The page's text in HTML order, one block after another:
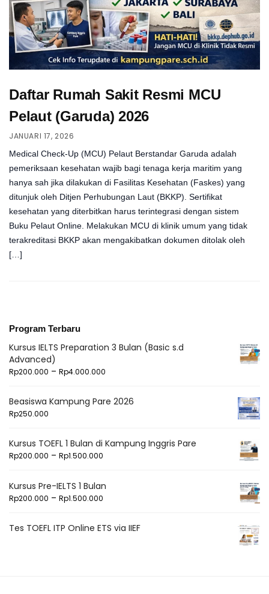
Daftar Rumah Sakit Resmi MCU
Pelaut (Garuda) 2026
JANUARI 17, 2026
Medical Check-Up (MCU) Pelaut Berstandar Garuda adalah
pemeriksaan kesehatan wajib bagi tenaga kerja maritim yang
hanya sah jika dilakukan di Fasilitas Kesehatan (Faskes) yang
ditunjuk oleh Ditjen Perhubungan Laut (BKKP). Sertifikat
kesehatan yang diterbitkan harus terintegrasi dengan sistem
Buku Pelaut Online. Melakukan MCU di klinik umum yang tidak
terakreditasi BKKP akan mengakibatkan dokumen ditolak oleh
[…]
Program Terbaru
Kursus IELTS Preparation 3 Bulan (Basic s.d
Advanced)
Rp200.000 – Rp4.000.000
Beasiswa Kampung Pare 2026
Rp250.000
Kursus TOEFL 1 Bulan di Kampung Inggris Pare
Rp200.000 – Rp1.500.000
Kursus Pre-IELTS 1 Bulan
Rp200.000 – Rp1.500.000
Tes TOEFL ITP Online ETS via IIEF